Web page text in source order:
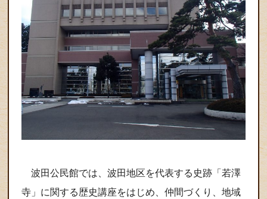
波田公民館では、波田地区を代表する史跡「若澤
寺」に関する歴史講座をはじめ、仲間づくり、地域